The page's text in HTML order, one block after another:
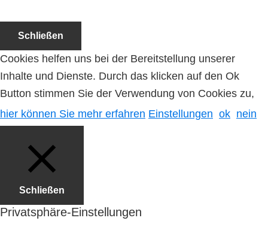
Schließen
Cookies helfen uns bei der Bereitstellung unserer
Inhalte und Dienste. Durch das klicken auf den Ok
Button stimmen Sie der Verwendung von Cookies zu,
hier können Sie mehr erfahren Einstellungen ok nein
Schließen
Privatsphäre-Einstellungen